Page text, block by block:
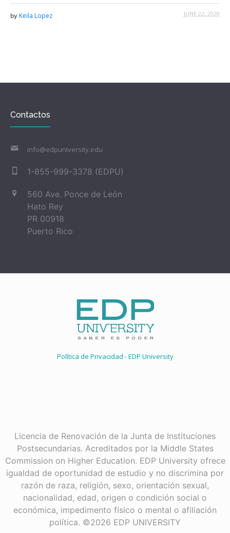
JUNE 22, 2020
by Keila Lopez
Contactos
info@edpuniversity.edu
1-855-999-3378 (EDPU)
560 Ave. Ponce de León
Hato Rey
PR 00918
Puerto Rico
Política de Privacidad - EDP University
Licencia de Renovación de la Junta de Instituciones
Postsecundarias. Acreditados por la Middle States
Commission on Higher Education. EDP University ofrece
igualdad de oportunidad de estudio y no discrimina por
razón de raza, religión, sexo, orientación sexual,
nacionalidad, edad, origen o condición social o
económica, impedimento físico o mental o afiliación
política. ©2026 EDP UNIVERSITY